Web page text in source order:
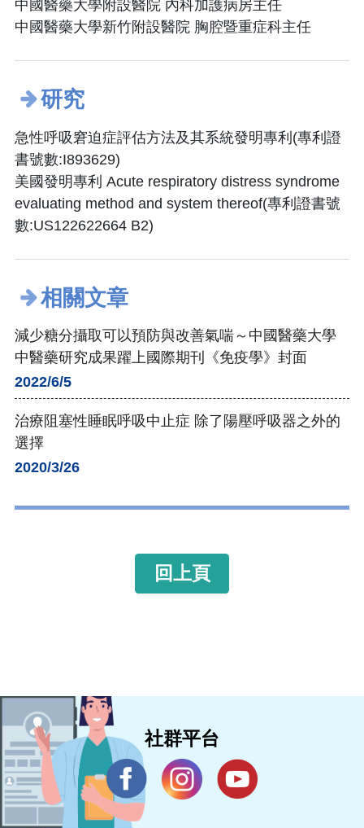
中國醫藥大學附設醫院 內科加護病房主任
中國醫藥大學新竹附設醫院 胸腔暨重症科主任
研究
急性呼吸窘迫症評估方法及其系統發明專利(專利證
書號數:I893629)
美國發明專利 Acute respiratory distress syndrome
evaluating method and system thereof(專利證書號
數:US122622664 B2)
相關文章
減少糖分攝取可以預防與改善氣喘～中國醫藥大學
中醫藥研究成果躍上國際期刊《免疫學》封面
2022/6/5
治療阻塞性睡眠呼吸中止症 除了陽壓呼吸器之外的
選擇
2020/3/26
回上頁
社群平台